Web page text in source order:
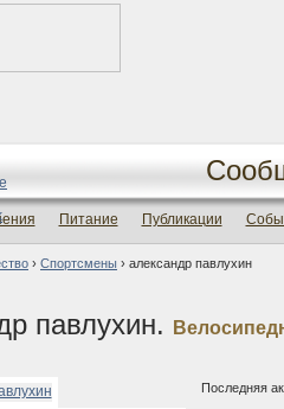
Питание Публикации
› Спортсмены › александр павлухин
павлухин.
Последняя